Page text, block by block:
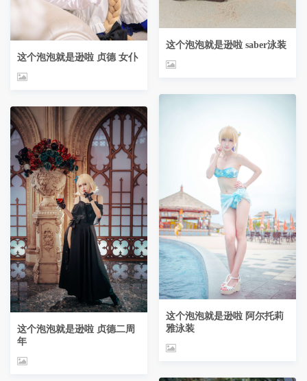
这个泡泡就是逊啦 贞德 女仆
这个泡泡就是逊啦 贞德二周
年
这个泡泡就是逊啦 saber泳装
这个泡泡就是逊啦 阿尔托莉
雅泳装